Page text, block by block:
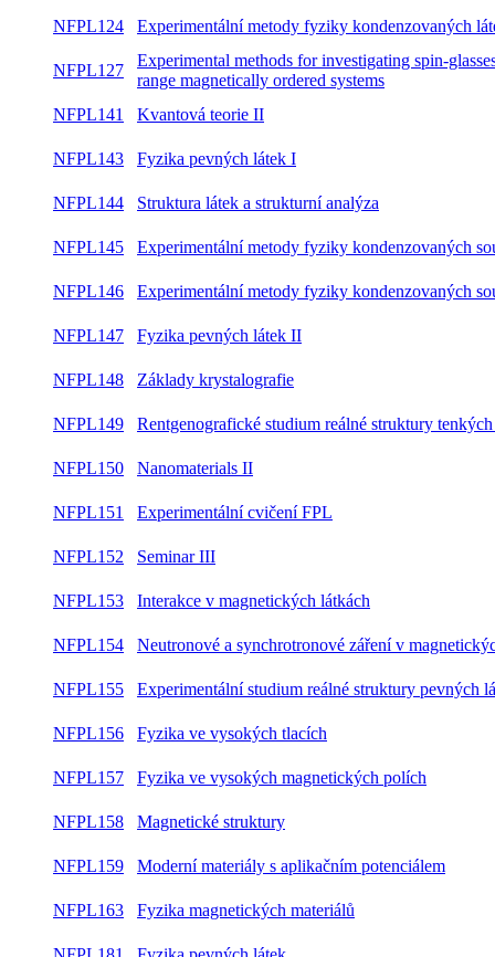
NFPL124 Experimentální metody fyziky kondenzovaných
NFPL127
Experimental methods for investigating spin-
range magnetically ordered systems
NFPL141
Kvantová teorie II
NFPL143 Fyzika pevných látek I
NFPL144 Struktura látek a strukturní analýza
NFPL145 Experimentální metody fyziky kondenzovaných
NFPL146 Experimentální metody fyziky kondenzovaných
NFPL147 Fyzika pevných látek II
NFPL148 Základy krystalografie
NFPL149 Rentgenografické studium reálné struktury
NFPL150 Nanomaterials II
NFPL151 Experimentální cvičení FPL
NFPL152 Seminar III
NFPL153 Interakce v magnetických látkách
NFPL154 Neutronové a synchrotronové záření v
NFPL155 Experimentální studium reálné struktury pevných
NFPL156 Fyzika ve vysokých tlacích
NFPL157 Fyzika ve vysokých magnetických polích
NFPL158 Magnetické struktury
NFPL159 Moderní materiály s aplikačním potenciálem
NFPL163 Fyzika magnetických materiálů